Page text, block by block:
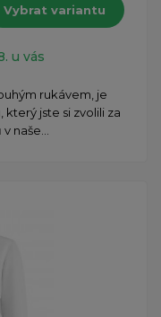
Vybrat variantu
u vás
rukávem, je
jste si zvolili za
naše...